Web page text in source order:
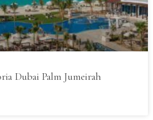
Dubai Palm Jumeirah